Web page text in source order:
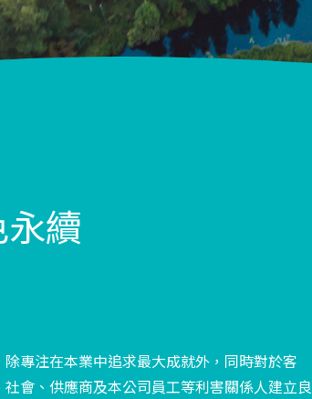
永續
專注在本業中追求最大成就外，同時對於客
會、供應商及本公司員工等利害關係人建立良